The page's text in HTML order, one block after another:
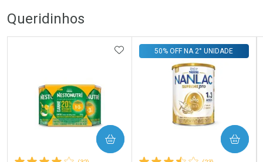
Queridinhos
ADICIONAR AOS FAVORITOS
COMPRAR
50% OFF NA 2° UNIDADE
COMPRAR